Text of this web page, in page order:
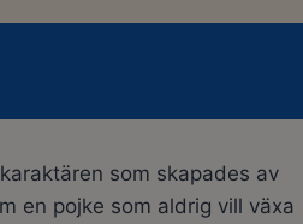
som skapades av
en pojke som aldrig vill växa